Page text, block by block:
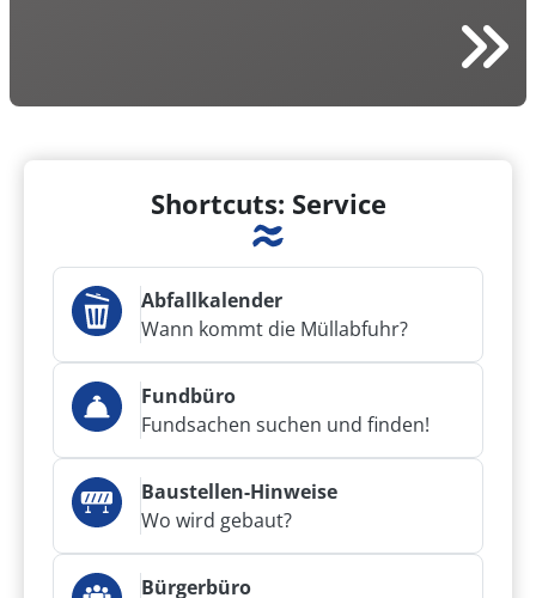
Shortcuts: Service
Abfallkalender
Wann kommt die Müllabfuhr?
Fundbüro
Fundsachen suchen und finden!
Baustellen-Hinweise
Wo wird gebaut?
Bürgerbüro